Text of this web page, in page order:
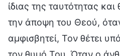
ίδιας της ταυτότητας
την άποψη του Θεού,
αμφισβητεί, Τον θέτει